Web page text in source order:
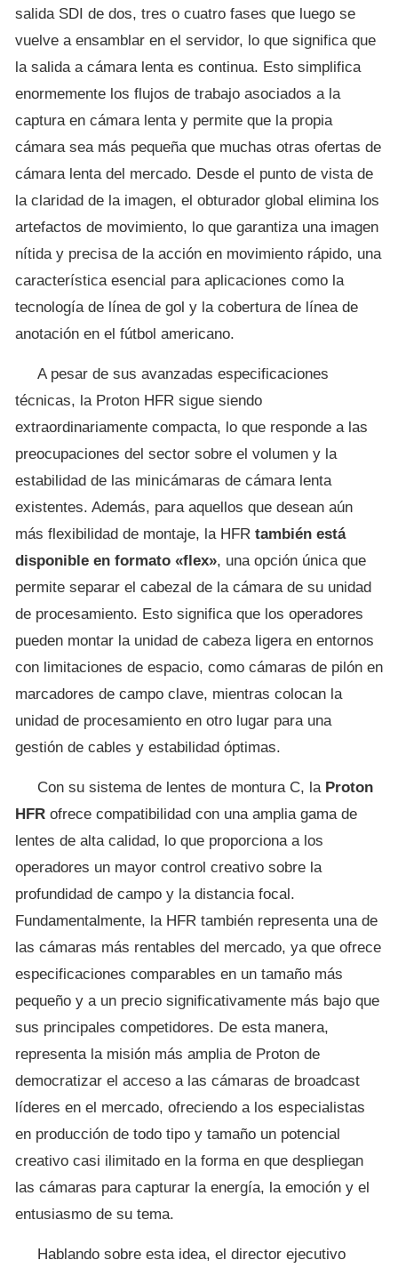
salida SDI de dos, tres o cuatro fases que luego se
vuelve a ensamblar en el servidor, lo que significa que
la salida a cámara lenta es continua. Esto simplifica
enormemente los flujos de trabajo asociados a la
captura en cámara lenta y permite que la propia
cámara sea más pequeña que muchas otras ofertas de
cámara lenta del mercado. Desde el punto de vista de
la claridad de la imagen, el obturador global elimina los
artefactos de movimiento, lo que garantiza una imagen
nítida y precisa de la acción en movimiento rápido, una
característica esencial para aplicaciones como la
tecnología de línea de gol y la cobertura de línea de
anotación en el fútbol americano.
A pesar de sus avanzadas especificaciones
técnicas, la Proton HFR sigue siendo
extraordinariamente compacta, lo que responde a las
preocupaciones del sector sobre el volumen y la
estabilidad de las minicámaras de cámara lenta
existentes. Además, para aquellos que desean aún
más flexibilidad de montaje, la HFR también está
disponible en formato «flex», una opción única que
permite separar el cabezal de la cámara de su unidad
de procesamiento. Esto significa que los operadores
pueden montar la unidad de cabeza ligera en entornos
con limitaciones de espacio, como cámaras de pilón en
marcadores de campo clave, mientras colocan la
unidad de procesamiento en otro lugar para una
gestión de cables y estabilidad óptimas.
Con su sistema de lentes de montura C, la Proton
HFR ofrece compatibilidad con una amplia gama de
lentes de alta calidad, lo que proporciona a los
operadores un mayor control creativo sobre la
profundidad de campo y la distancia focal.
Fundamentalmente, la HFR también representa una de
las cámaras más rentables del mercado, ya que ofrece
especificaciones comparables en un tamaño más
pequeño y a un precio significativamente más bajo que
sus principales competidores. De esta manera,
representa la misión más amplia de Proton de
democratizar el acceso a las cámaras de broadcast
líderes en el mercado, ofreciendo a los especialistas
en producción de todo tipo y tamaño un potencial
creativo casi ilimitado en la forma en que despliegan
las cámaras para capturar la energía, la emoción y el
entusiasmo de su tema.
Hablando sobre esta idea, el director ejecutivo